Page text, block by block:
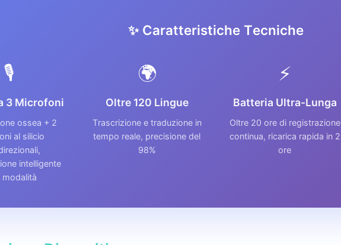
✨ Caratteristiche Tecniche
🎙️
3 Microfoni
ossea + 2
al silicio
intelligente
modalità
🌍
Oltre 120 Lingue
Trascrizione e traduzione in
tempo reale, precisione del
98%
⚡
Batteria Ultra-Lunga
Oltre 20 ore di registrazione
continua, ricarica rapida in 2
ore